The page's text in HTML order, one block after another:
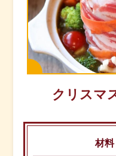
クリスマ
材料